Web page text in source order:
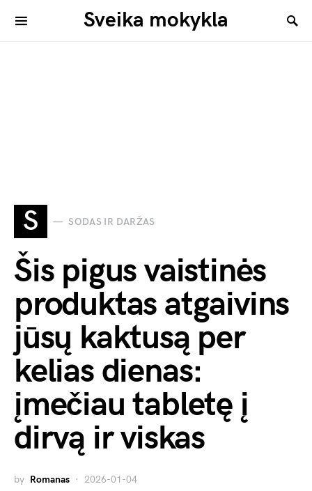
Sveika mokykla
S SODAS IR DARŽAS
Šis pigus vaistinės
produktas atgaivins
jūsų kaktusą per
kelias dienas:
įmečiau tabletę į
dirvą ir viskas
by Romanas 2026-01-04